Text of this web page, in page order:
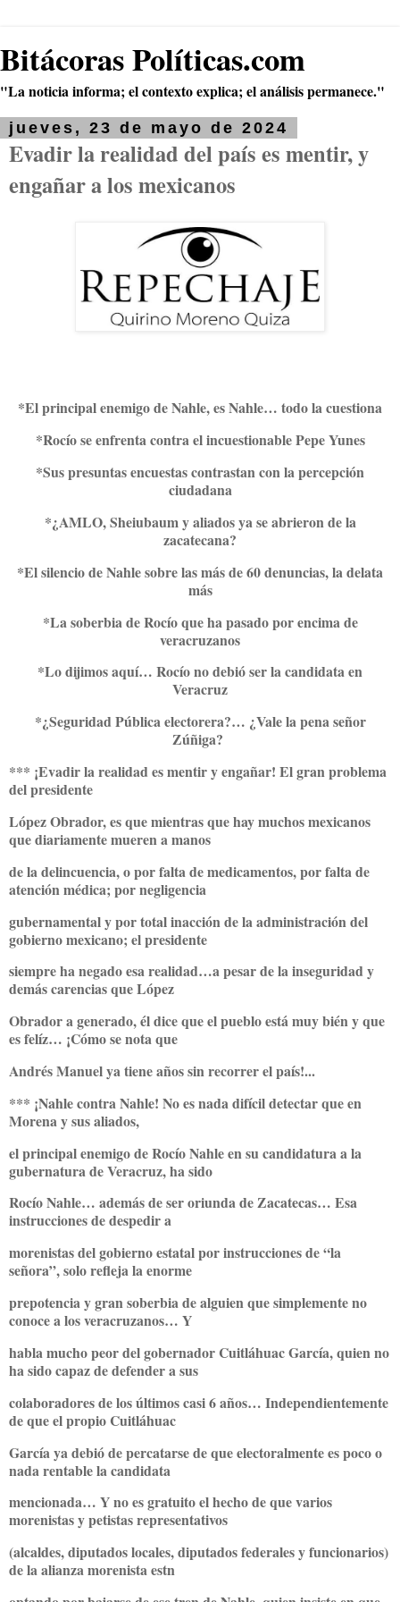
Bitácoras Políticas.com
"La noticia informa; el contexto explica; el análisis permanece."
jueves, 23 de mayo de 2024
Evadir la realidad del país es mentir, y
engañar a los mexicanos
*El principal enemigo de Nahle, es Nahle… todo la cuestiona
*Rocío se enfrenta contra el incuestionable Pepe Yunes
*Sus presuntas encuestas contrastan con la percepción
ciudadana
*¿AMLO, Sheiubaum y aliados ya se abrieron de la
zacatecana?
*El silencio de Nahle sobre las más de 60 denuncias, la delata
más
*La soberbia de Rocío que ha pasado por encima de
veracruzanos
*Lo dijimos aquí… Rocío no debió ser la candidata en
Veracruz
*¿Seguridad Pública electorera?… ¿Vale la pena señor
Zúñiga?
*** ¡Evadir la realidad es mentir y engañar! El gran problema
del presidente
López Obrador, es que mientras que hay muchos mexicanos
que diariamente mueren a manos
de la delincuencia, o por falta de medicamentos, por falta de
atención médica; por negligencia
gubernamental y por total inacción de la administración del
gobierno mexicano; el presidente
siempre ha negado esa realidad…a pesar de la inseguridad y
demás carencias que López
Obrador a generado, él dice que el pueblo está muy bién y que
es felíz… ¡Cómo se nota que
Andrés Manuel ya tiene años sin recorrer el país!...
*** ¡Nahle contra Nahle! No es nada difícil detectar que en
Morena y sus aliados,
el principal enemigo de Rocío Nahle en su candidatura a la
gubernatura de Veracruz, ha sido
Rocío Nahle… además de ser oriunda de Zacatecas… Esa
instrucciones de despedir a
morenistas del gobierno estatal por instrucciones de “la
señora”, solo refleja la enorme
prepotencia y gran soberbia de alguien que simplemente no
conoce a los veracruzanos… Y
habla mucho peor del gobernador Cuitláhuac García, quien no
ha sido capaz de defender a sus
colaboradores de los últimos casi 6 años… Independientemente
de que el propio Cuitláhuac
García ya debió de percatarse de que electoralmente es poco o
nada rentable la candidata
mencionada… Y no es gratuito el hecho de que varios
morenistas y petistas representativos
(alcaldes, diputados locales, diputados federales y funcionarios)
de la alianza morenista estn